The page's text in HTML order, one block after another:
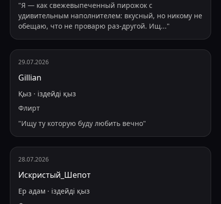
"Я — как свежевыпеченный пирожок с
удивительным наполнителем: вкусный, но никому не
обещаю, что не проварю раз-другой. Ищ..."
29.07.2026
Gillian
Қыз · іздейді қыз
Флирт
"Ищу ту которую буду любить вечно"
28.07.2026
Искристый_Шепот
Ер адам · іздейді қыз